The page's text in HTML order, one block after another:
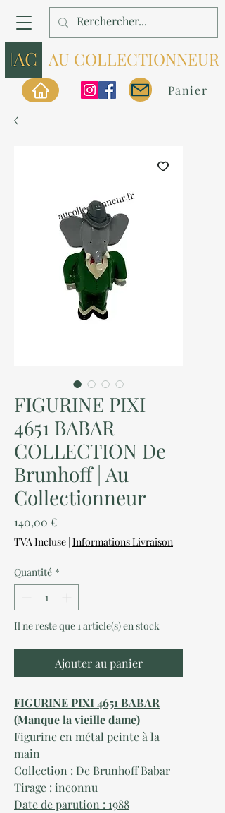
AU COLLECTIONNEUR
Panier
FIGURINE PIXI
4651 BABAR
COLLECTION De
Brunhoff | Au
Collectionneur
140,00 €Prix
TVA Incluse | Informations Livraison
Quantité *
Il ne reste que 1 article(s) en stock
Ajouter au panier
FIGURINE PIXI 4651 BABAR
(Manque la vieille dame)
Figurine en métal peinte à la
main
Collection : De Brunhoff Babar
Tirage : inconnu
Date de parution : 1988